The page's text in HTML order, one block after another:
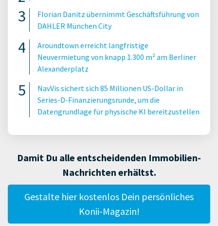
Florian Danitz übernimmt Geschäftsführung von
DAHLER München City
Aroundtown erreicht langfristige
Neuvermietung von knapp 1.300 m² am Berliner
Alexanderplatz
NavVis sichert sich 85 Millionen US-Dollar in
Series-D-Finanzierungsrunde, um die
Datengrundlage für physische KI bereitzustellen
Damit Du alle entscheidenden Immobilien-
Nachrichten erhältst.
Gestalte hier kostenlos Dein persönliches
Konii-Magazin!